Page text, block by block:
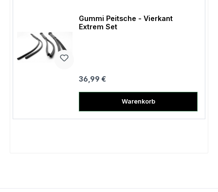
Gummi Peitsche - Vierkant
Extrem Set
Regulärer Preis:
36,99 €
Warenkorb